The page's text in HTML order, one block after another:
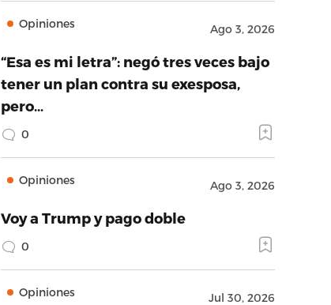
Opiniones Ago 3, 2026
“Esa es mi letra”: negó tres veces bajo
tener un plan contra su exesposa,
pero…
0
Opiniones Ago 3, 2026
Voy a Trump y pago doble
0
Opiniones Jul 30, 2026